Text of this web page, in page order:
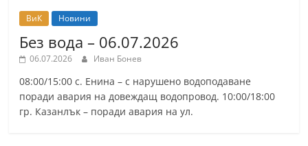
ВиК Новини
Без вода – 06.07.2026
06.07.2026 Иван Бонев
08:00/15:00 с. Енина – с нарушено водоподаване
поради авария на довеждащ водопровод. 10:00/18:00
гр. Казанлък – поради авария на ул.